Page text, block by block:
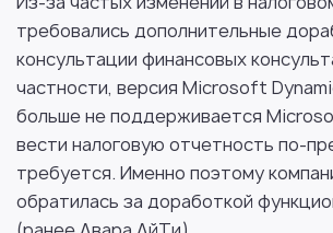
требовались дополнительные
консультации финансовых
частности, версия Microsoft
больше не поддерживается
вести налоговую отчетность по-
требуется. Именно поэтому
обратилась за доработкой